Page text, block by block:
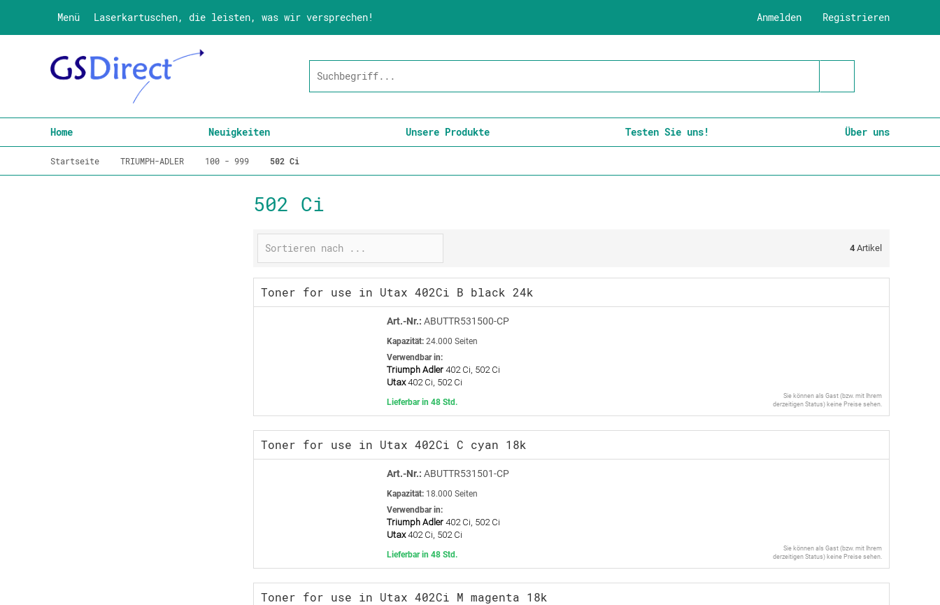
Menü Laserkartuschen, die leisten, was wir versprechen! Registrieren
Anmelden
Home Neuigkeiten Unsere Produkte Testen Sie uns! Über uns
Startseite TRIUMPH-ADLER 100 - 999 502 Ci
502 Ci
4 Artikel
Toner for use in Utax 402Ci B black 24k
Art.-Nr.: ABUTTR531500-CP
Kapazität: 24.000 Seiten
Verwendbar in:
Triumph Adler 402 Ci, 502 Ci
Utax402 Ci, 502 Ci
Lieferbar in 48 Std.
Sie können als Gast (bzw. mit Ihrem
derzeitigen Status) keine Preise sehen.
Toner for use in Utax 402Ci C cyan 18k
Art.-Nr.: ABUTTR531501-CP
Kapazität: 18.000 Seiten
Verwendbar in:
Triumph Adler 402 Ci, 502 Ci
Utax402 Ci, 502 Ci
Lieferbar in 48 Std.
Sie können als Gast (bzw. mit Ihrem
derzeitigen Status) keine Preise sehen.
Toner for use in Utax 402Ci M magenta 18k